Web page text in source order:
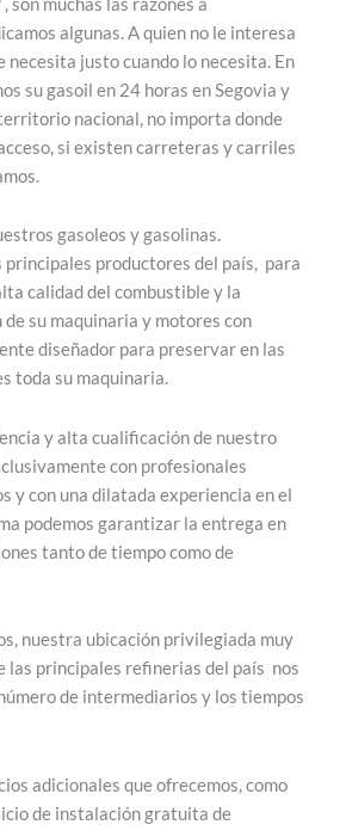
algunas. A quien no le interesa
necesita justo cuando lo necesita. En
su gasoil en 24 horas en Segovia y
nacional, no importa donde
si existen carreteras y carriles
gasoleos y gasolinas.
principales productores del país, para
calidad del combustible y la
su maquinaria y motores con
diseñador para preservar en las
toda su maquinaria.
y alta cualificación de nuestro
con profesionales
y con una dilatada experiencia en el
podemos garantizar la entrega en
tanto de tiempo como de
nuestra ubicación privilegiada muy
las principales refinerias del país nos
de intermediarios y los tiempos
adicionales que ofrecemos, como
de instalación gratuita de